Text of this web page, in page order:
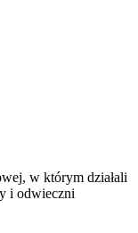
w którym działali
i odwieczni